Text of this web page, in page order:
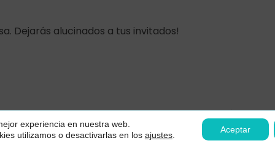
Dejarás alucinados a tus invitados!
Contacto Aviso legal Política de
Declaración de accesibilidad
experiencia en nuestra web.
utilizamos o desactivarlas en los ajustes.
Aceptar